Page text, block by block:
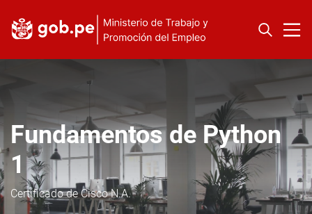
Fundamentos de Python
1
Certificado de Cisco N.A.